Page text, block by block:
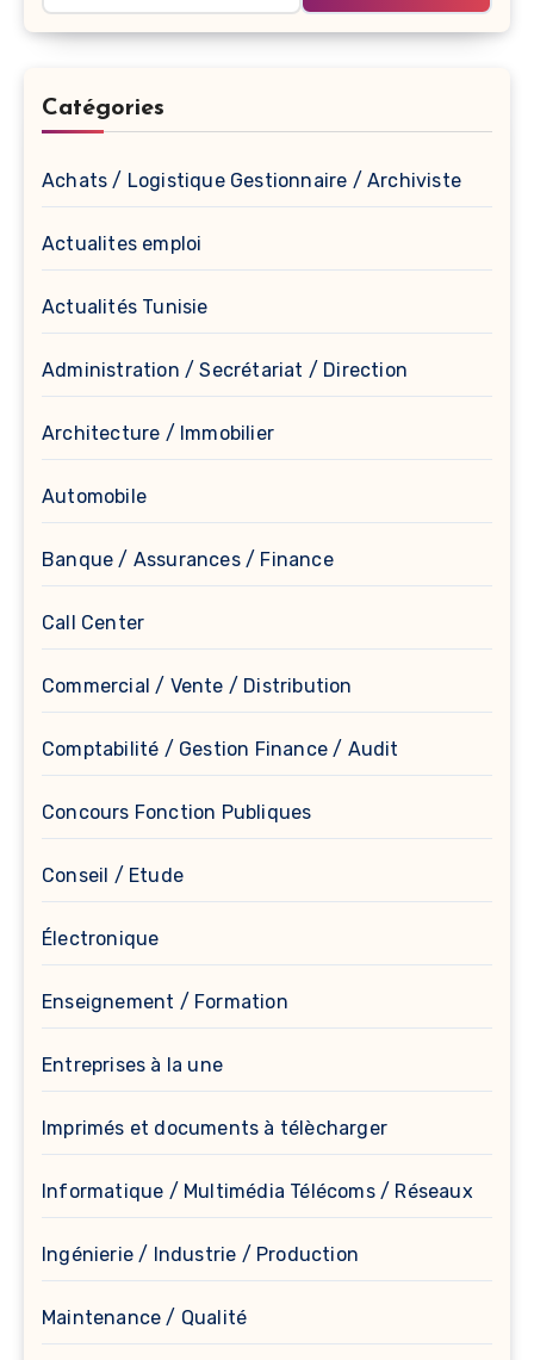
Catégories
Achats / Logistique Gestionnaire / Archiviste
Actualites emploi
Actualités Tunisie
Administration / Secrétariat / Direction
Architecture / Immobilier
Automobile
Banque / Assurances / Finance
Call Center
Commercial / Vente / Distribution
Comptabilité / Gestion Finance / Audit
Concours Fonction Publiques
Conseil / Etude
Électronique
Enseignement / Formation
Entreprises à la une
Imprimés et documents à télècharger
Informatique / Multimédia Télécoms / Réseaux
Ingénierie / Industrie / Production
Maintenance / Qualité